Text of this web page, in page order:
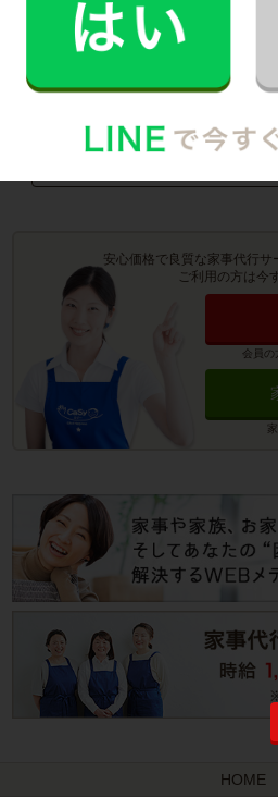
お掃除代行のサ
安心価格で良質な家事代行サ
ご利用の方は今
会員の
HOME